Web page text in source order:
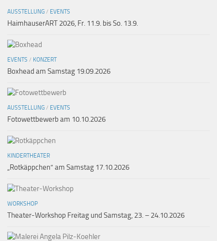
AUSSTELLUNG / EVENTS
HaimhauserART 2026, Fr. 11.9. bis So. 13.9.
EVENTS / KONZERT
Boxhead am Samstag 19.09.2026
AUSSTELLUNG / EVENTS
Fotowettbewerb am 10.10.2026
KINDERTHEATER
„Rotkäppchen“ am Samstag 17.10.2026
WORKSHOP
Theater-Workshop Freitag und Samstag, 23. – 24.10.2026